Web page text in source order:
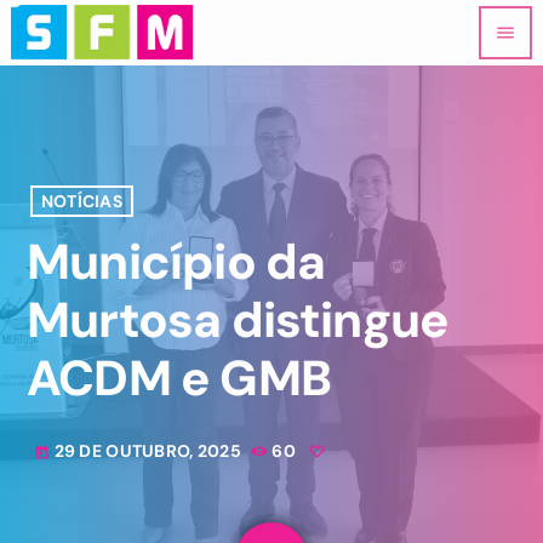
menu
NOTÍCIAS
Município da
Murtosa distingue
ACDM e GMB
today 29 DE OUTUBRO, 2025 60